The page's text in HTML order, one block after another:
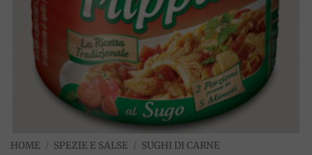
HOME / SPEZIE E SALSE / SUGHI DI CARNE